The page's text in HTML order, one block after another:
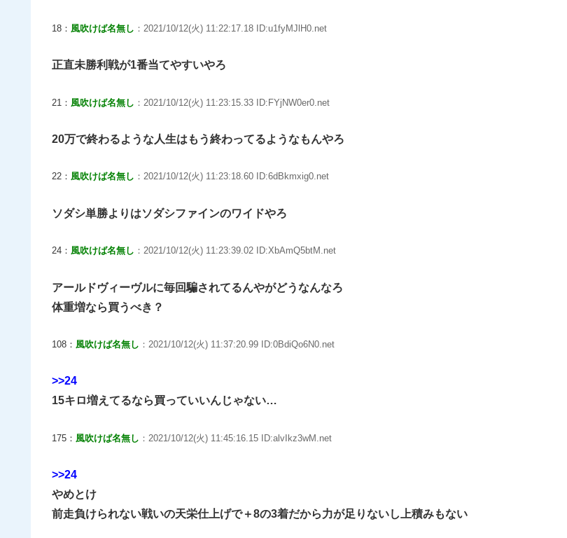
18： 風吹けば名無し ：2021/10/12(火) 11:22:17.18 ID:u1fyMJlH0.net
正直未勝利戦が1番当てやすいやろ
21： 風吹けば名無し ：2021/10/12(火) 11:23:15.33 ID:FYjNW0er0.net
20万で終わるような人生はもう終わってるようなもんやろ
22： 風吹けば名無し ：2021/10/12(火) 11:23:18.60 ID:6dBkmxig0.net
ソダシ単勝よりはソダシファインのワイドやろ
24： 風吹けば名無し ：2021/10/12(火) 11:23:39.02 ID:XbAmQ5btM.net
アールドヴィーヴルに毎回騙されてるんやがどうなんなろ
体重増なら買うべき？
108： 風吹けば名無し ：2021/10/12(火) 11:37:20.99 ID:0BdiQo6N0.net
>>24
15キロ増えてるなら買っていいんじゃない…
175： 風吹けば名無し ：2021/10/12(火) 11:45:16.15 ID:alvIkz3wM.net
>>24
やめとけ
前走負けられない戦いの天栄仕上げで＋8の3着だから力が足りないし上積みもない